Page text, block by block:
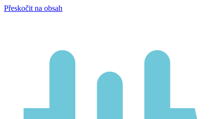
Přeskočit na obsah